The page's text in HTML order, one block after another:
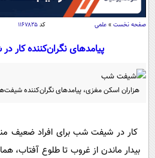
اقتصاد
اقتصادی
جامعه
حوادث
یک برش دانایی
محیط زیست
بین الملل
علم و دانش
فناوری و It
قرآن
صفحه نخست » علمی کد۱۱۶۷۸۲۵
پیامدهای نگران‌کننده‌ کار
هزاران اسکن مغزی، پیامدهای نگران‌کننده‌
کار در شیفت شب برای افراد ضعیف
بیدار ماندن از غروب تا طلوع آفتاب،